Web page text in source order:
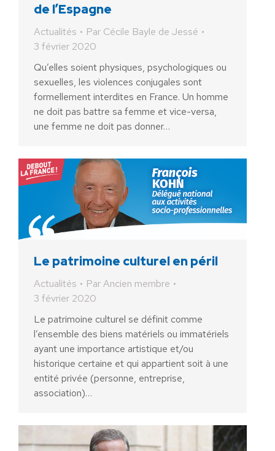
de l’Espagne
Actualités Par Cécile Bayle de Jessé
3 février 2020
Qu’elles soient physiques, psychologiques ou
sexuelles, les violences conjugales sont
formellement interdites en France. Un homme
ne doit pas battre sa femme et vice-versa,
une femme ne doit pas donner…
Le patrimoine culturel en péril
Actualités ParAncien membre
3 février 2020
Le patrimoine culturel se définit comme
l’ensemble des biens matériels ou immatériels
ayant une importance artistique et/ou
historique certaine et qui appartient soit à une
entité privée (personne, entreprise,
association)…